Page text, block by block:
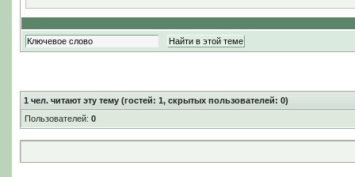
1 чел. читают эту тему (гостей: 1, скрытых пользователей: 0)
Пользователей: 0